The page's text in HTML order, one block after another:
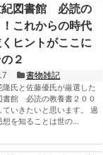
紀図書館 必読の
これからの時代
ヒントがここに
２
書物雑記
隆氏と佐藤優氏が厳選した
書館 必読の教養書２００
ていきたいと思います。 過
を知ることは世の...